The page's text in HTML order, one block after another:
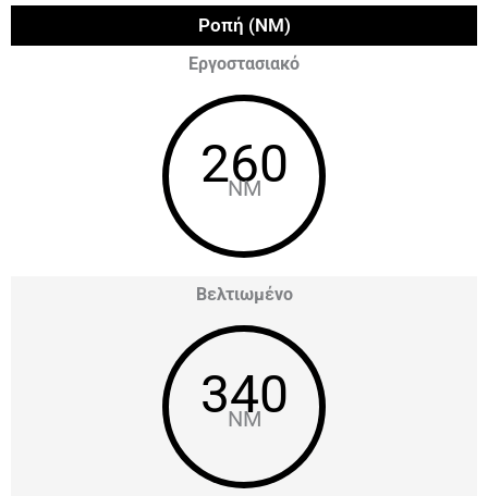
Ροπή (NM)
Εργοστασιακό
260
NM
Βελτιωμένο
340
NM